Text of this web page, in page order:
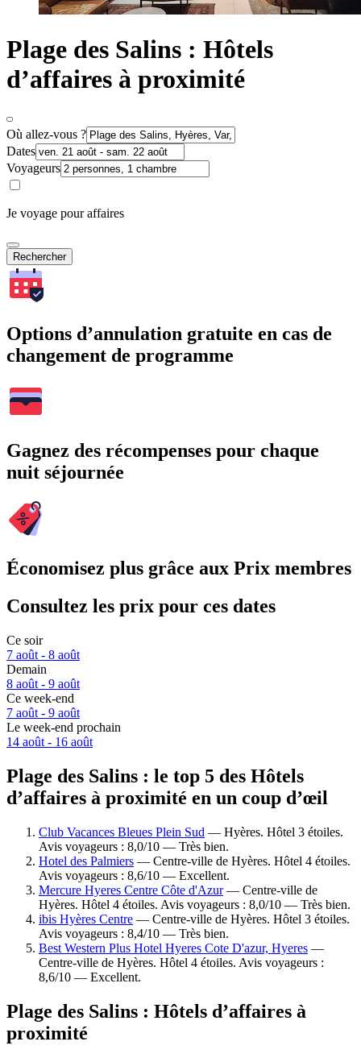
Plage des Salins : Hôtels
d’affaires à proximité
Où allez-vous ?
Dates
Voyageurs
Je voyage pour affaires
Rechercher
Options d’annulation gratuite en cas de
changement de programme
Gagnez des récompenses pour chaque
nuit séjournée
Économisez plus grâce aux Prix membres
Consultez les prix pour ces dates
Ce soir
7 août - 8 août
Demain
8 août - 9 août
Ce week-end
7 août - 9 août
Le week-end prochain
14 août - 16 août
Plage des Salins : le top 5 des Hôtels
d’affaires à proximité en un coup d’œil
Club Vacances Bleues Plein Sud — Hyères. Hôtel 3 étoiles.
Avis voyageurs : 8,0/10 — Très bien.
Hotel des Palmiers — Centre-ville de Hyères. Hôtel 4 étoiles.
Avis voyageurs : 8,6/10 — Excellent.
Mercure Hyeres Centre Côte d'Azur— Centre-ville de
Hyères. Hôtel 4 étoiles. Avis voyageurs : 8,0/10 — Très bien.
ibis Hyères Centre — Centre-ville de Hyères. Hôtel 3 étoiles.
Avis voyageurs : 8,4/10 — Très bien.
Best Western Plus Hotel Hyeres Cote D'azur, Hyeres —
Centre-ville de Hyères. Hôtel 4 étoiles. Avis voyageurs :
8,6/10 — Excellent.
Plage des Salins : Hôtels d’affaires à
proximité